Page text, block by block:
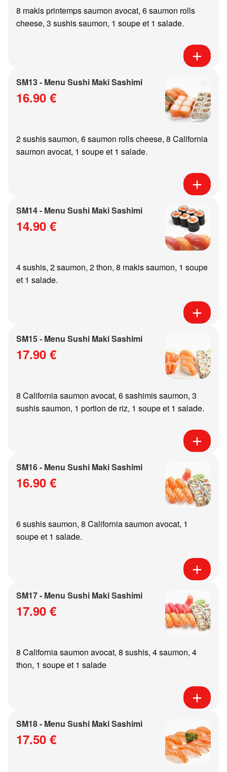
8 makis printemps saumon avocat, 6 saumon rolls
cheese, 3 sushis saumon, 1 soupe et 1 salade.
SM13 - Menu Sushi Maki Sashimi
16.90 €
2 sushis saumon, 6 saumon rolls cheese, 8 California
saumon avocat, 1 soupe et 1 salade.
SM14 - Menu Sushi Maki Sashimi
14.90 €
4 sushis, 2 saumon, 2 thon, 8 makis saumon, 1 soupe
et 1 salade.
SM15 - Menu Sushi Maki Sashimi
17.90 €
8 California saumon avocat, 6 sashimis saumon, 3
sushis saumon, 1 portion de riz, 1 soupe et 1 salade.
SM16 - Menu Sushi Maki Sashimi
16.90 €
6 sushis saumon, 8 California saumon avocat, 1
soupe et 1 salade.
SM17 - Menu Sushi Maki Sashimi
17.90 €
8 California saumon avocat, 8 sushis, 4 saumon, 4
thon, 1 soupe et 1 salade
SM18 - Menu Sushi Maki Sashimi
17.50 €